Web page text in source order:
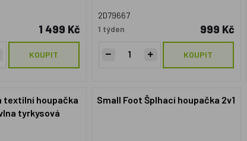
1 499 Kč
KOUPIT
2D79667
1 týden
999 Kč
KOUPIT
textilní houpačka
tyrkysová
Small Foot Šplhací houpačka 2v1